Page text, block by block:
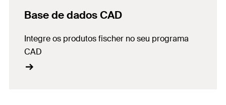
Base de dados CAD
Integre os produtos fischer no seu programa
CAD